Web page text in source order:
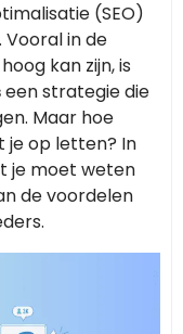
(SEO)
in de
kan zijn, is
een strategie die
Maar hoe
je op letten? In
je moet weten
de voordelen